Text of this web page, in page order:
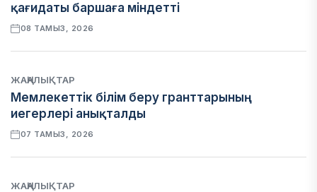
қағидаты баршаға міндетті
08 ТАМЫЗ, 2026
ЖАҢАЛЫҚТАР
Мемлекеттік білім беру гранттарының
иегерлері анықталды
07 ТАМЫЗ, 2026
ЖАҢАЛЫҚТАР